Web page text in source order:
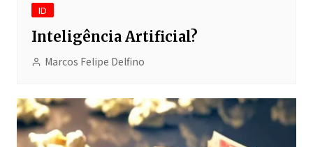
ID
Inteligência Artificial?
Marcos Felipe Delfino